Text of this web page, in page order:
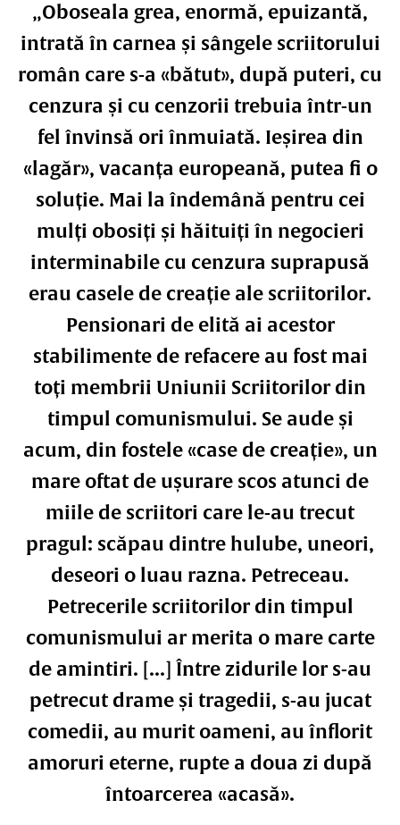
„Oboseala grea, enormă, epuizantă,
intrată în carnea și sângele scriitorului
român care s-a «bătut», după puteri, cu
cenzura și cu cenzorii trebuia într-un
fel învinsă ori înmuiată. Ieșirea din
«lagăr», vacanța europeană, putea fi o
soluție. Mai la îndemână pentru cei
mulți obosiți și hăituiți în negocieri
interminabile cu cenzura suprapusă
erau casele de creație ale scriitorilor.
Pensionari de elită ai acestor
stabilimente de refacere au fost mai
toți membrii Uniunii Scriitorilor din
timpul comunismului. Se aude și
acum, din fostele «case de creație», un
mare oftat de ușurare scos atunci de
miile de scriitori care le-au trecut
pragul: scăpau dintre hulube, uneori,
deseori o luau razna. Petreceau.
Petrecerile scriitorilor din timpul
comunismului ar merita o mare carte
de amintiri. [...] Între zidurile lor s-au
petrecut drame și tragedii, s-au jucat
comedii, au murit oameni, au înflorit
amoruri eterne, rupte a doua zi după
întoarcerea «acasă».